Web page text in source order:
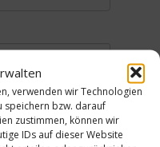
verwenden wir Technologien
speichern bzw. darauf
zustimmen, können wir
IDs auf dieser Website
und
(seit 1933